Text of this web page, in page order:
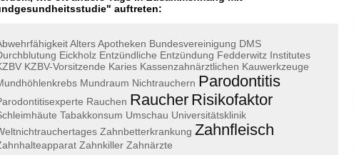
" auftreten:
AltersApotheken Bundesvereinigung DMS
Eickholz Entzündliche Entzündung Fedderwitz Institutes
KZBV-Vorsitzende Karies Kassenzahnärztlichen Kauwerkzeuge
Mundraum Nichtrauchern Parodontitis
Rauchen Raucher Risikofaktor
Tabakkonsum Umschau Universitätsklinik
Zahnbetterkrankung Zahnfleisch
Zahnkiller Zahnärzte